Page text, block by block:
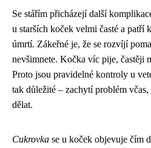
Se stářím přicházejí další
u starších koček velmi časté a patří
úmrtí. Zákeřné je, že se rozvíjí
nevšimnete. Kočka víc pije, častěji
Proto jsou pravidelné kontroly u
tak důležité – zachytí problém
dělat.
Cukrovka se u koček objevuje čím